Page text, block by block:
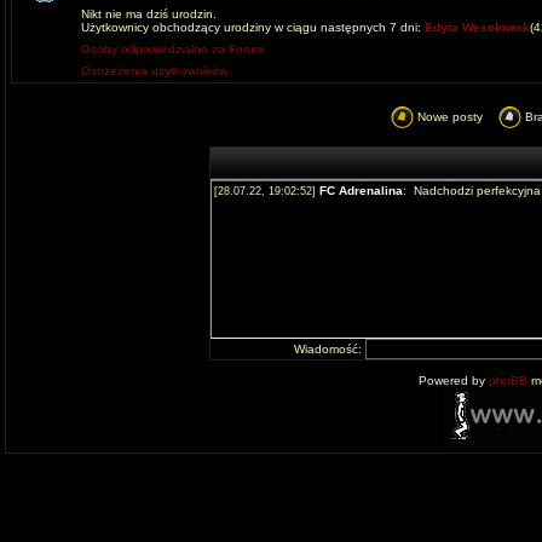
Nikt nie ma dziś urodzin.
Użytkownicy obchodzący urodziny w ciągu następnych 7 dni: Edyta Wesolowsk
Osoby odpowiedzialne za Forum
Ostrzeżenia użytkowników
Nowe posty
Wiadomość:
Powered by phpBB